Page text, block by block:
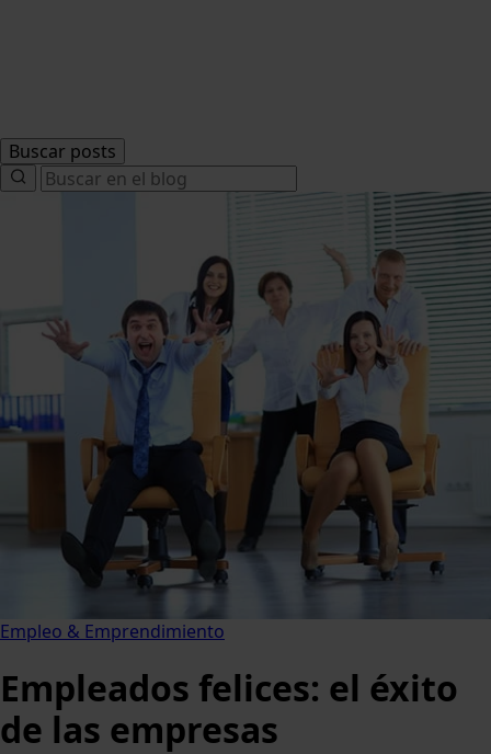
Buscar posts
Search
for:
Empleo & Emprendimiento
Empleados felices: el éxito
de las empresas